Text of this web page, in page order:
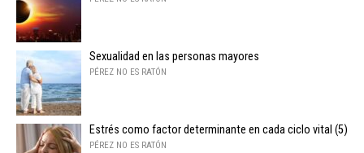
Sexualidad en las personas mayores
PÉREZ NO ES RATÓN
Estrés como factor determinante en cada ciclo vital (5)
PÉREZ NO ES RATÓN